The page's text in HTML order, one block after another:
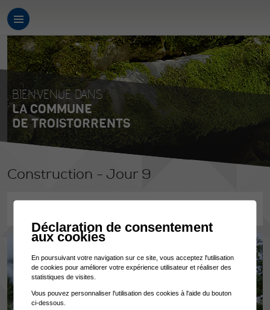
BIENVENUE DANS
LA COMMUNE
DE TROISTORRENTS
Construction - Jour 9
Déclaration de consentement
aux cookies
En poursuivant votre navigation sur ce site, vous acceptez l'utilisation
de cookies pour améliorer votre expérience utilisateur et réaliser des
statistiques de visites.
Vous pouvez personnaliser l'utilisation des cookies à l'aide du bouton
ci-dessous.